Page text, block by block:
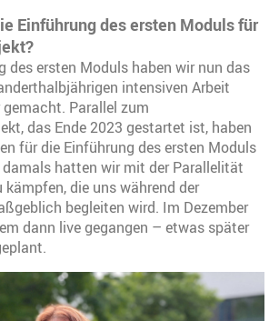
Einführung des ersten Moduls für
des ersten Moduls haben wir nun das
intensiven Arbeit
Parallel zum
das Ende 2023 gestartet ist, haben
für die Einführung des ersten Moduls
damals hatten wir mit der Parallelität
kämpfen, die uns während der
begleiten wird. Im Dezember
dann live gegangen – etwas später